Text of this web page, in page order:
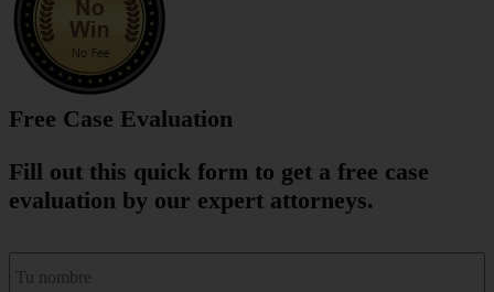
Free Case Evaluation
Fill out this quick form to get a free case
evaluation by our expert attorneys.
nombre *